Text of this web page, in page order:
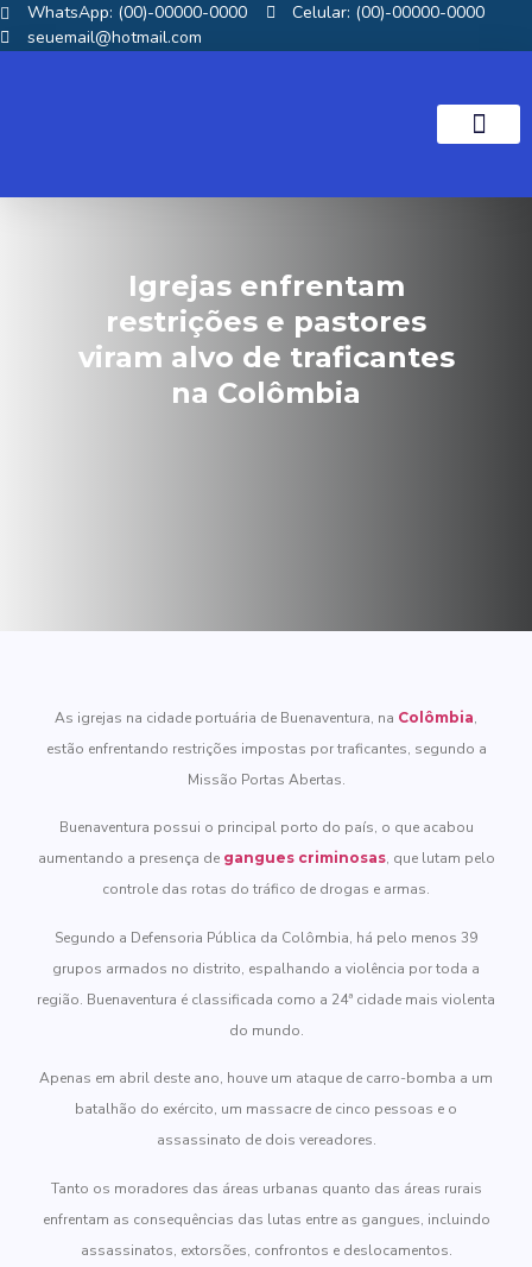
WhatsApp: (00)-00000-0000
Celular: (00)-00000-0000
seuemail@hotmail.com
Igrejas enfrentam
restrições e pastores
viram alvo de traficantes
na Colômbia
As igrejas na cidade portuária de Buenaventura, na Colômbia,
estão enfrentando restrições impostas por traficantes, segundo a
Missão Portas Abertas.
Buenaventura possui o principal porto do país, o que acabou
aumentando a presença de gangues criminosas, que lutam pelo
controle das rotas do tráfico de drogas e armas.
Segundo a Defensoria Pública da Colômbia, há pelo menos 39
grupos armados no distrito, espalhando a violência por toda a
região. Buenaventura é classificada como a 24ª cidade mais violenta
do mundo.
Apenas em abril deste ano, houve um ataque de carro-bomba a um
batalhão do exército, um massacre de cinco pessoas e o
assassinato de dois vereadores.
Tanto os moradores das áreas urbanas quanto das áreas rurais
enfrentam as consequências das lutas entre as gangues, incluindo
assassinatos, extorsões, confrontos e deslocamentos.